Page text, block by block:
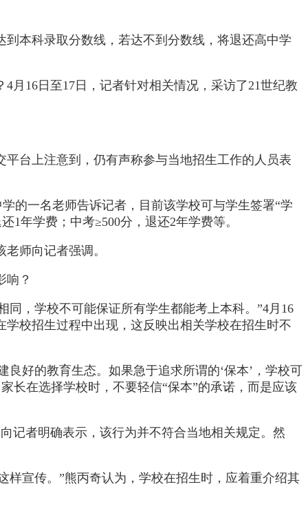
本科录取分数线，若达不到分数线，将退还高中学
月16日至17日，记者针对相关情况，采访了21世纪教
台上注意到，仍有声称参与当地招生工作的人员表
的一名老师告诉记者，目前该学校可与学生签署“学
1年学费；中考≥500分，退还2年学费等。
师向记者强调。
响？
同，学校不可能保证所有学生都能考上本科。”4月16
校招生过程中出现，这反映出相关学校在招生时不
好的教育生态。如果急于追求所谓的‘保本’，学校可
长在选择学校时，不要轻信“保本”的承诺，而是应该
记者明确表示，该行为并不符合当地相关规定。然
样宣传。”熊丙奇认为，学校在招生时，应着重介绍其